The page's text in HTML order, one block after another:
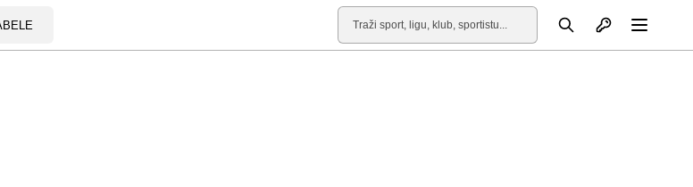
Pretraga Otvori profil